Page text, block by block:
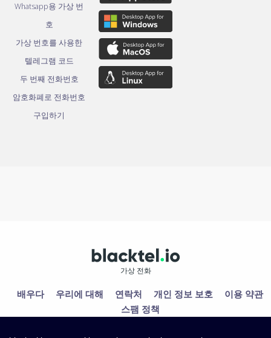
Whatsapp용 가상 번
호
가상 번호를 사용한
텔레그램 코드
두 번째 전화번호
암호화폐로 전화번호
구입하기
가상 전화
배우다 우리에 대해 연락처 개인 정보 보호
이용 약관
스팸 정책